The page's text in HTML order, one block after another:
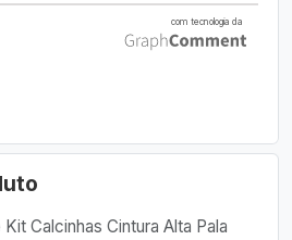
Calcinhas Cintura Alta Pala